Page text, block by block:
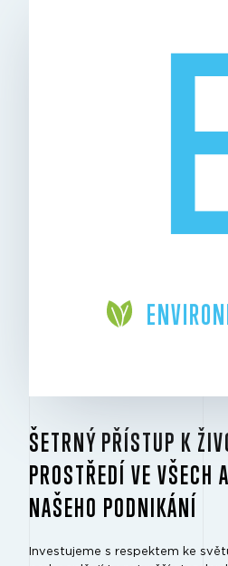
ŠETRNÝ PŘÍSTUP K
PROSTŘEDÍ VE VŠECH
NAŠEHO PODNIKÁNÍ
Investujeme s respektem ke